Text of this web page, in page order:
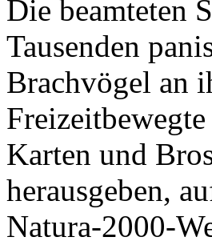
Die beamteten
Tausenden
Brachvögel an
Karten und
herausgeben,
Natura-2000-